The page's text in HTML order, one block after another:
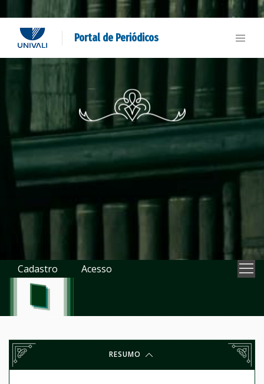
Portal de Periódicos
Cadastro Acesso
RESUMO